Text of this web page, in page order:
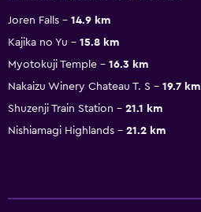
Joren Falls
14.9 km
Kajika no Yu
15.8 km
Myotokuji Temple
16.3 km
Nakaizu Winery Chateau T. S
19.7 km
Shuzenji Train Station
21.1 km
Nishiamagi Highlands
21.2 km